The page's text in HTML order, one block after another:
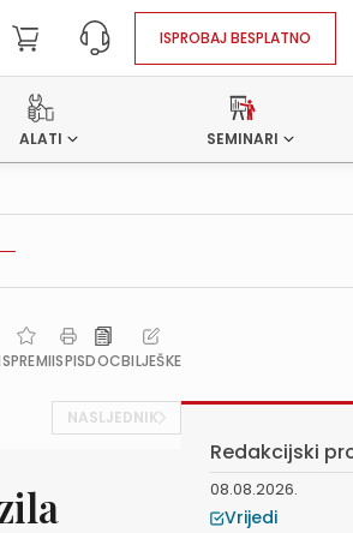
ISPROBAJ BESPLATNO
ALATI SEMINARI
SPREMIISPISDOCBILJEŠKE
NASLJEDNIK
Redakcijski
08.08.2026.
Vrijedi